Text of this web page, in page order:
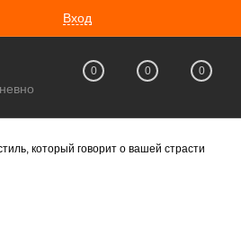
Вход
0 0 0
который говорит о вашей страсти